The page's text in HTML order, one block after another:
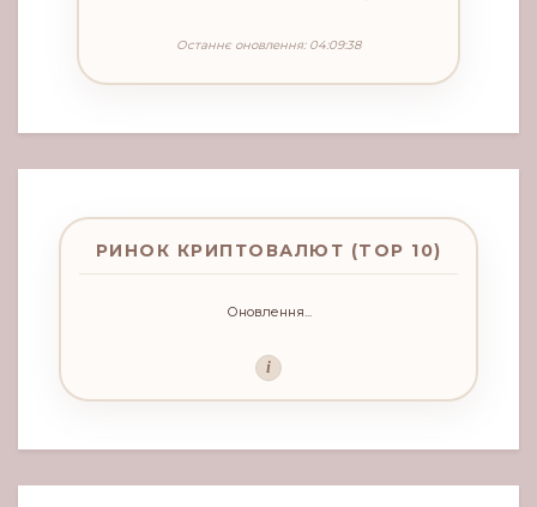
Останнє оновлення: 04:09:38
РИНОК КРИПТОВАЛЮТ (TOP 10)
Оновлення...
i